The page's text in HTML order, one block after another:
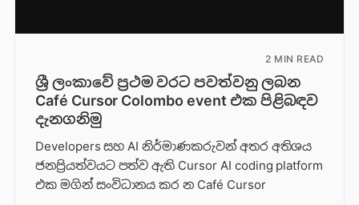
2 MIN READ
ශ්‍රී ලංකාවේ ප්‍රථම වරට පවත්වනු ලබන
Café Cursor Colombo event එක පිළිබඳව
දැනගනිමු
Developers සහ AI නිර්මාණකරුවන් අතර අතිශය
ජනප්‍රියත්වයට පත්ව ඇති Cursor AI coding platform
එක මගින් සංවිධානය කර න Café Cursor